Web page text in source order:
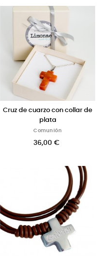
Cruz de cuarzo con collar de
plata
Comunión
36,00 €